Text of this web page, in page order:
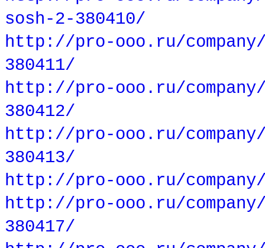
sosh-2-380410/
http://pro-ooo.ru/
380411/
http://pro-ooo.ru/
380412/
http://pro-ooo.ru/company/
380413/
http://pro-ooo.ru/
http://pro-ooo.ru/
380417/